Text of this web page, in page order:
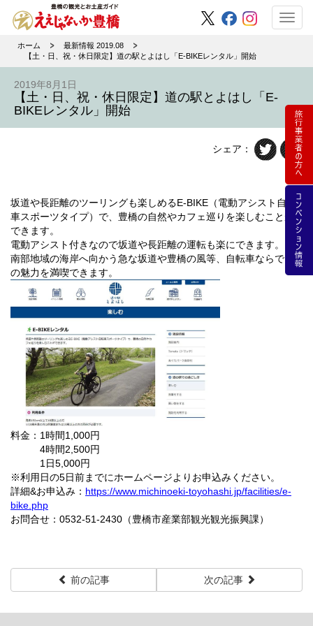
ホーム
最新情報 2019.08
【土・日、祝・休日限定】道の駅とよはし「E-BIKEレンタル」開始
2019年8月1日
【土・日、祝・休日限定】道の駅とよはし「E-
BIKEレンタル」開始
シェア：
坂道や長距離のツーリングも楽しめるE-BIKE（電動アシスト自転
車スポーツタイプ）で、豊橋の自然やカフェ巡りを楽しむことが
できます。
電動アシスト付きなので坂道や長距離の運転も楽にできます。
南部地域の海岸へ向かう急な坂道や豊橋の風等、自転車ならでは
の魅力を満喫できます。
料金：1時間1,000円
4時間2,500円
1日5,000円
※利用日の5日前までにホームページよりお申込みください。
詳細&お申込み： https://www.michinoeki-toyohashi.jp/facilities/e-
bike.php
お問合せ：0532-51-2430（豊橋市産業部観光観光振興課）
前の記事 次の記事